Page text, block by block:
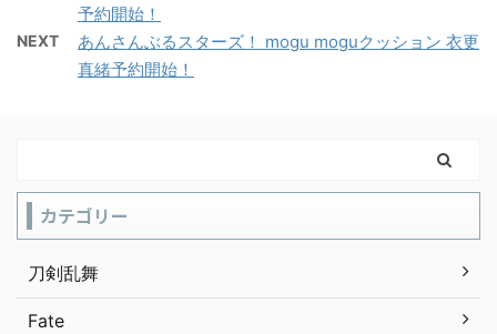
予約開始！
NEXT
あんさんぶるスターズ！ mogu moguクッション 衣更
真緒予約開始！
カテゴリー
刀剣乱舞
Fate